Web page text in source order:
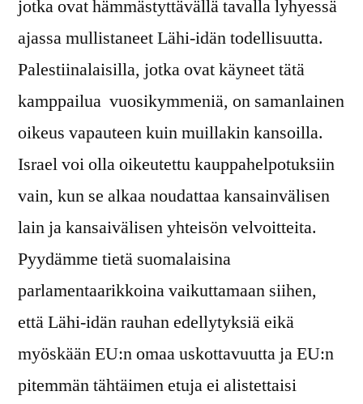
jotka ovat hämmästyttävällä tavalla lyhyessä
ajassa mullistaneet Lähi-idän todellisuutta.
Palestiinalaisilla, jotka ovat käyneet tätä
kamppailua vuosikymmeniä, on samanlainen
oikeus vapauteen kuin muillakin kansoilla.
Israel voi olla oikeutettu kauppahelpotuksiin
vain, kun se alkaa noudattaa kansainvälisen
lain ja kansaivälisen yhteisön velvoitteita.
Pyydämme tietä suomalaisina
parlamentaarikkoina vaikuttamaan siihen,
että Lähi-idän rauhan edellytyksiä eikä
myöskään EU:n omaa uskottavuutta ja EU:n
pitemmän tähtäimen etuja ei alistettaisi